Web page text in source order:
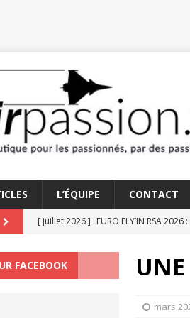
L’ÉQUIPE CONTACT
[ juillet 2026 ] EURO FLY’IN RSA 2026
[ juin 2026 ]
LES AMOUREUX DU
mars
FACEBOOK